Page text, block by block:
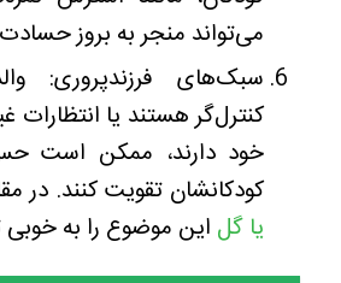
می‌تواند منجر به بروز
سبک‌های فرزندپروری:
کنترل‌گر هستند یا انتظارات
خود دارند، ممکن است
کودکانشان تقویت کنند. در
یا گل این موضوع را به خوبی